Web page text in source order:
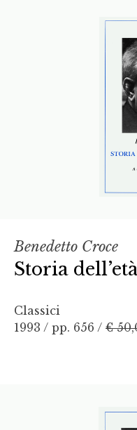
Benedetto Croce
Storia
Classici
1993 / pp. 656 / €